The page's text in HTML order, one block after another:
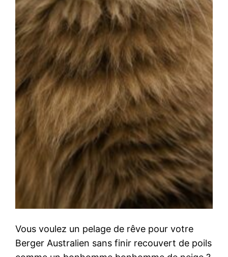
Vous voulez un pelage de rêve pour votre
Berger Australien sans finir recouvert de poils